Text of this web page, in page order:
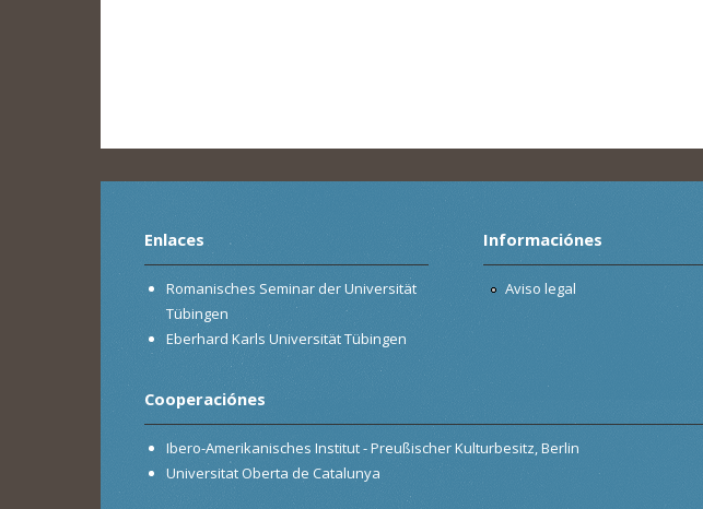
Enlaces
Romanisches Seminar der Universität
Tübingen
Eberhard Karls Universität Tübingen
Informaciónes
Aviso legal
Cooperaciónes
Ibero-Amerikanisches Institut - Preußischer Kulturbesitz, Berlin
Universitat Oberta de Catalunya